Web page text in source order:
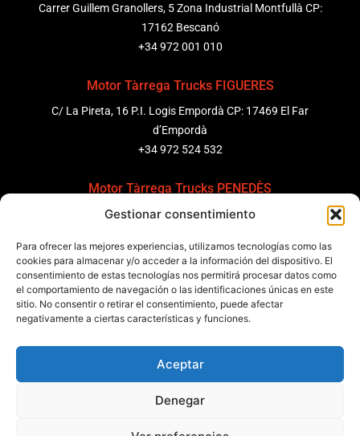
Gestionar consentimiento
Para ofrecer las mejores experiencias, utilizamos tecnologías como las
cookies para almacenar y/o acceder a la información del dispositivo. El
consentimiento de estas tecnologías nos permitirá procesar datos como
el comportamiento de navegación o las identificaciones únicas en este
sitio. No consentir o retirar el consentimiento, puede afectar
negativamente a ciertas características y funciones.
Aceptar
Denegar
Carrer Guillem Granollers, 5 Zona Industrial Montfullà CP:
17162 Bescanó
+34 972 001 010
Motor Tàrrega Trucks FIGUERES
C/ La Pireta, 16 P.I. Logis Empordà CP: 17469 El Far
d’Empordà
+34 972 524 532
Motor Tàrrega Trucks PENEDÈS
C/ Ponent 8, Pol. Ind. Sant Pere Molanta, CP: 08799
+34 931 69 11 91
Motor Tàrrega Trucks BARCELONA
Zona Franca, Carrer E, s/n 08040 Barcelona, España